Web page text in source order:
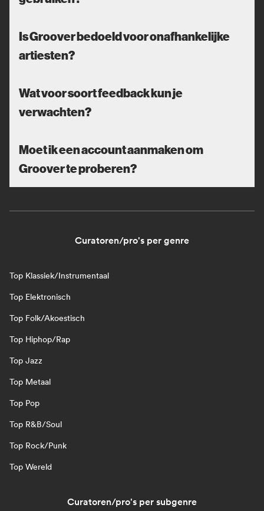
Is Groover bedoeld voor onafhankelijke
artiesten?
Wat voor soort feedback kun je
verwachten?
Moet ik een account aanmaken om
Groover te proberen?
Curatoren/pro's per genre
Top Klassiek/Instrumentaal
Top Elektronisch
Top Folk/Akoestisch
Top Hiphop/Rap
Top Jazz
Top Metaal
Top Pop
Top R&B/Soul
Top Rock/Punk
Top Wereld
Curatoren/pro's per subgenre